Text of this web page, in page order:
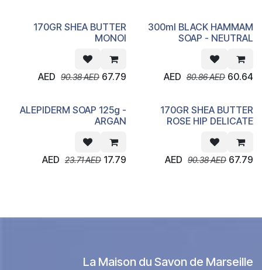
300ml BLACK HAMMAM
SOAP - NEUTRAL
60.64
80.86AED
170GR SHEA BUTTER
MONOI
67.79
90.38AED
170GR SHEA BUTTER
ROSE HIP DELICATE
67.79
90.38AED
ALEPIDERM SOAP 125g -
ARGAN
17.79
23.71AED
La Maison du Savon de Marseille